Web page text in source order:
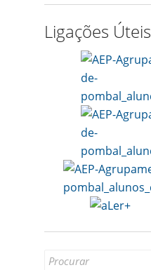
Ligações Úteis
Search